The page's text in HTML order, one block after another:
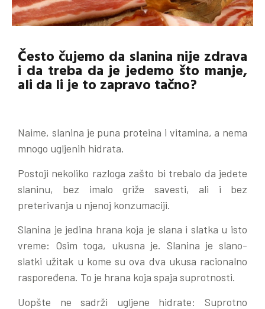
Često čujemo da slanina nije zdrava
i da treba da je jedemo što manje,
ali da li je to zapravo tačno?
Naime, slanina je puna proteina i vitamina, a nema
mnogo ugljenih hidrata.
Postoji nekoliko razloga zašto bi trebalo da jedete
slaninu, bez imalo griže savesti, ali i bez
preterivanja u njenoj konzumaciji.
Slanina je jedina hrana koja je slana i slatka u isto
vreme: Osim toga, ukusna je. Slanina je slano-
slatki užitak u kome su ova dva ukusa racionalno
raspoređena. To je hrana koja spaja suprotnosti.
Uopšte ne sadrži ugljene hidrate: Suprotno